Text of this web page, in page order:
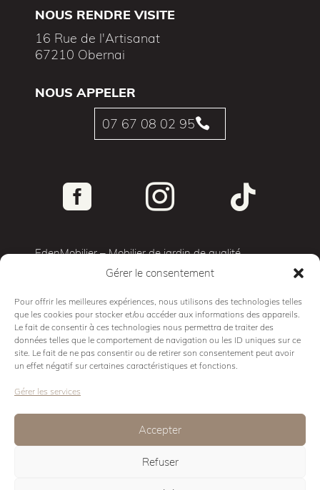
Gérer le consentement
Pour offrir les meilleures expériences, nous utilisons des technologies telles
que les cookies pour stocker et/ou accéder aux informations des appareils.
Le fait de consentir à ces technologies nous permettra de traiter des
données telles que le comportement de navigation ou les ID uniques sur ce
site. Le fait de ne pas consentir ou de retirer son consentement peut avoir
un effet négatif sur certaines caractéristiques et fonctions.
Gérer les services
Accepter
Refuser
NOUS RENDRE VISITE
16 Rue de l'Artisanat
67210 Obernai
NOUS APPELER

07 67 08 02 95
  
EdenMobilier – Mobilier de jardin de qualité
Mobilier d’exterieur
Cuisine d’exterieur
Mobilier Pro
Showroom
Politique de cookies